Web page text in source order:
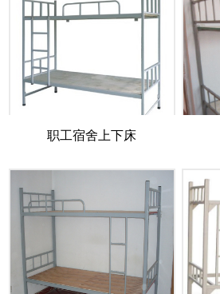
职工宿舍上下床